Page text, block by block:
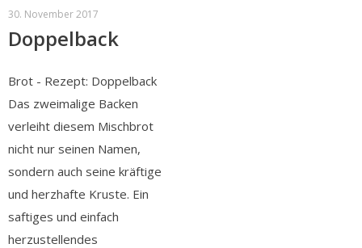
30. November 2017
Doppelback
Brot - Rezept: Doppelback
Das zweimalige Backen
verleiht diesem Mischbrot
nicht nur seinen Namen,
sondern auch seine kräftige
und herzhafte Kruste. Ein
saftiges und einfach
herzustellendes